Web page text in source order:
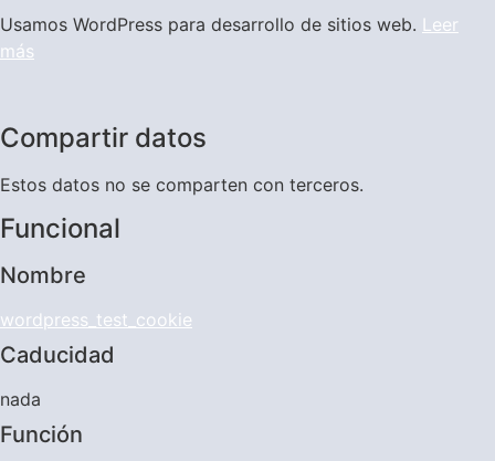
Usamos WordPress para desarrollo de sitios web. Leer
más
Compartir datos
Estos datos no se comparten con terceros.
Funcional
Nombre
wordpress_test_cookie
Caducidad
nada
Función